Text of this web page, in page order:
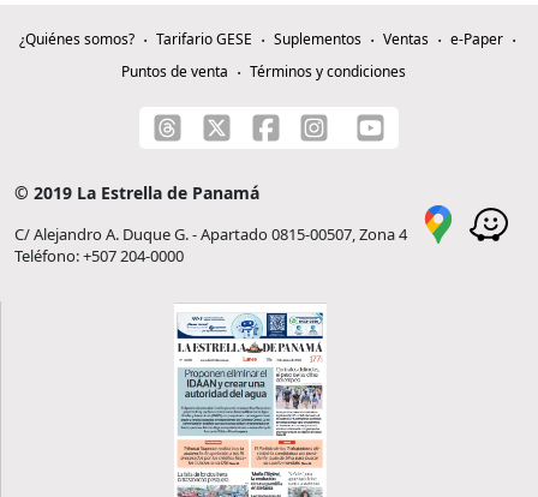
¿Quiénes somos? Tarifario GESE Suplementos Ventas
e-Paper
Puntos de venta
Términos y condiciones
© 2019 La Estrella de Panamá
C/ Alejandro A. Duque G. - Apartado 0815-00507, Zona 4
Teléfono: +507 204-0000